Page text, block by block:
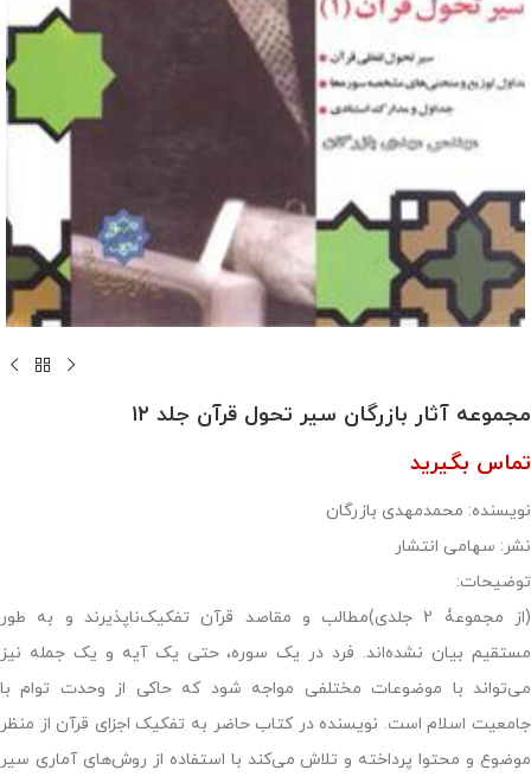
مجموعه آثار بازرگان سیر تحول قرآن جلد ۱۲
تماس بگیرید
نویسنده: محمدمهدی بازرگان
نشر: سهامی انتشار
توضیحات:
(از مجموعۀ 2 جلدی)مطالب و مقاصد قرآن تفکیک‌ناپذیرند و به طور
مستقیم بیان نشده‌اند. فرد در یک سوره، حتی یک آیه و یک جمله نیز
می‌تواند با موضوعات مختلفی مواجه شود که حاکی از وحدت توام با
جامعیت اسلام است. نویسنده در کتاب حاضر به تفکیک اجزای قرآن از منظر
موضوع و محتوا پرداخته و تلاش می‌کند با استفاده از روش‌های آماری سیر